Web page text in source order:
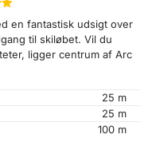
★
en fantastisk udsigt over
til skiløbet. Vil du
ligger centrum af Arc
25 m
25 m
100 m